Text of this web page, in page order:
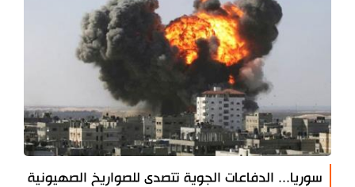
سوريا... الدفاعات الجوية تتصدى للصواريخ الصهيونية